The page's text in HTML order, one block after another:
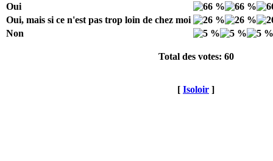
Oui
Oui, mais si ce n'est pas trop loin de chez moi
Non
Total des votes: 60
[ Isoloir ]